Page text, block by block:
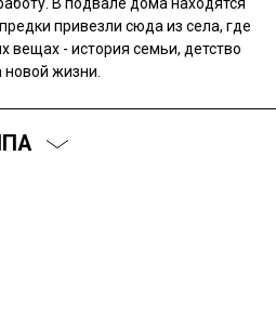
привезли сюда из села, где
вещах - история семьи, детство
новой жизни.